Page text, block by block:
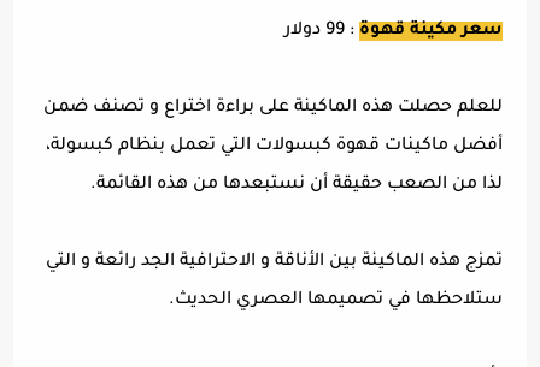
سعر مكينة قهوة : 99 دولار
للعلم حصلت هذه الماكينة على براءة اختراع و تصنف ضمن
أفضل ماكينات قهوة كبسولات التي تعمل بنظام كبسولة،
لذا من الصعب حقيقة أن نستبعدها من هذه القائمة.
تمزج هذه الماكينة بين الأناقة و الاحترافية الجد رائعة و التي
ستلاحظها في تصميمها العصري الحديث.